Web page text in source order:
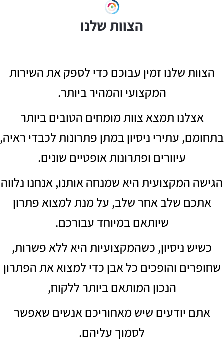
הצוות שלנו
הצוות שלנו זמין עבוכם כדי לספק את השירות
המקצועי והמהיר ביותר.
אצלנו תמצא צוות מומחים הטובים ביותר
בתחומם, עתירי ניסיון במתן פתרונות לכבדי ראיה,
עיוורים ופתרונות אופטיים שונים.
הגישה המקצועית היא שמנחה אותנו, אנחנו נלווה
אתכם שלב אחר שלב, על מנת למצוא פתרון
שיותאם במיוחד עבורכם.
כשיש ניסיון, כשהמקצועיות היא ללא פשרות,
שחופרים והופכים כל אבן כדי למצוא את הפתרון
הנכון המותאם ביותר ללקוח,
אתם יודעים שיש מאחוריכם אנשים שאפשר
לסמוך עליהם.